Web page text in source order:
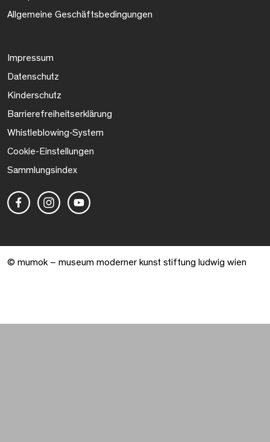
Allgemeine Geschäftsbedingungen
Impressum
Datenschutz
Kinderschutz
Barrierefreiheitserklärung
Whistleblowing-System
Cookie-Einstellungen
Sammlungsindex
© mumok – museum moderner kunst stiftung ludwig wien